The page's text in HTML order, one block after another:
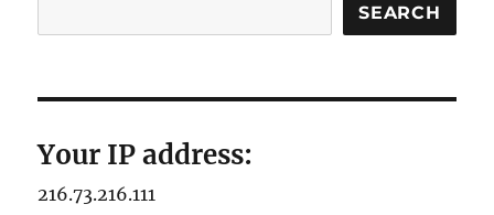
SEARCH
Your IP address:
216.73.216.111